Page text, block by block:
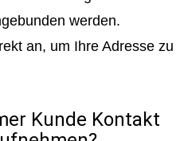
werden.
an, um Ihre Adresse zu
Kunde Kontakt